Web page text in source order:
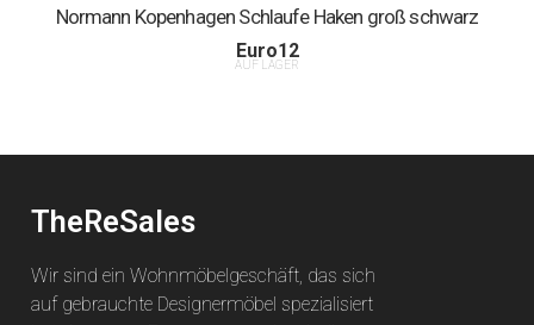
Normann Kopenhagen Schlaufe Haken groß schwarz
Euro12
AUF LAGER
TheReSales
Wir sind ein Wohnmöbelgeschäft, das sich
auf gebrauchte Designermöbel spezialisiert